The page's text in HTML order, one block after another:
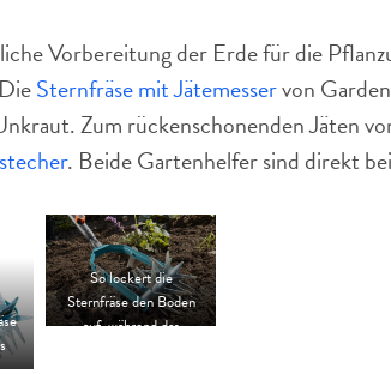
Vorbereitung der Erde für die
Sternfräse mit Jätemesservon
Zum rückenschonenden Jäten
. Beide Gartenhelfer sind direkt
So lockert die
Sternfräse den Boden
auf, während das